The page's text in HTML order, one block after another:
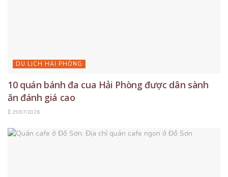
DU LỊCH HẢI PHÒNG
10 quán bánh đa cua Hải Phòng được dân sành
ăn đánh giá cao
29/07/2026